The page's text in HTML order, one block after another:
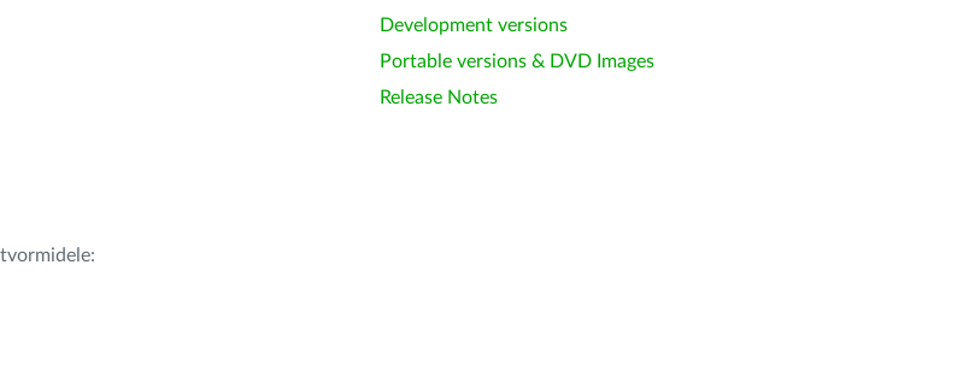
Development versions
Portable versions & DVD Images
Release Notes